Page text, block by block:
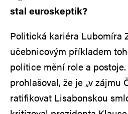
stal euroskeptik?
Politická kariéra Lubomíra
učebnicovým příkladem
politice mění role a
prohlašoval, že je „v zájmu
ratifikovat Lisabonskou